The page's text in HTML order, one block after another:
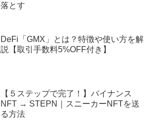
落とす
DeFi「GMX」とは？特徴や使い方を解
説【取引手数料5%OFF付き】
【５ステップで完了！】バイナンス
NFT → STEPN｜スニーカーNFTを送
る方法